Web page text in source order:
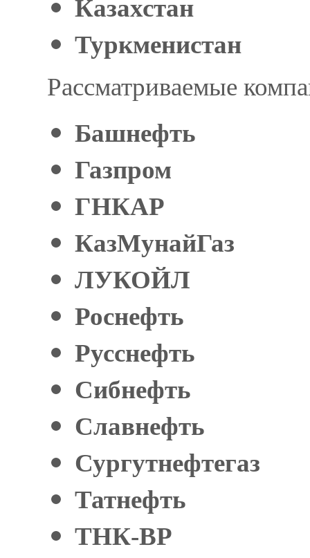
Казахстан
Туркменистан
Рассматриваемые
Башнефть
Газпром
ГНКАР
КазМунайГаз
ЛУКОЙЛ
Роснефть
Русснефть
Сибнефть
Славнефть
Сургутнефтегаз
Татнефть
ТНК-ВР